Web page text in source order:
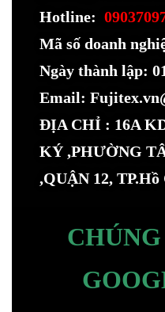
Hotline:
Mã số doanh
Ngày thành lập:
Email:
ĐỊA CHỈ : 16A
KÝ ,PHƯỜNG
,QUẬN 12,